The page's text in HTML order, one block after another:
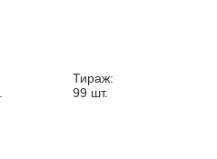
Тираж:
99 шт.